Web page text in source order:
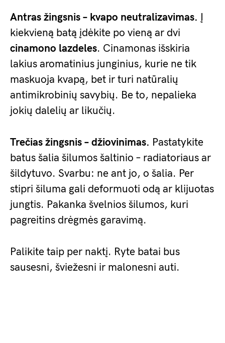
Antras žingsnis – kvapo neutralizavimas. Į
kiekvieną batą įdėkite po vieną ar dvi
cinamono lazdeles. Cinamonas išskiria
lakius aromatinius junginius, kurie ne tik
maskuoja kvapą, bet ir turi natūralių
antimikrobinių savybių. Be to, nepalieka
jokių dalelių ar likučių.
Trečias žingsnis – džiovinimas. Pastatykite
batus šalia šilumos šaltinio – radiatoriaus ar
šildytuvo. Svarbu: ne ant jo, o šalia. Per
stipri šiluma gali deformuoti odą ar klijuotas
jungtis. Pakanka švelnios šilumos, kuri
pagreitins drėgmės garavimą.
Palikite taip per naktį. Ryte batai bus
sausesni, šviežesni ir malonesni auti.